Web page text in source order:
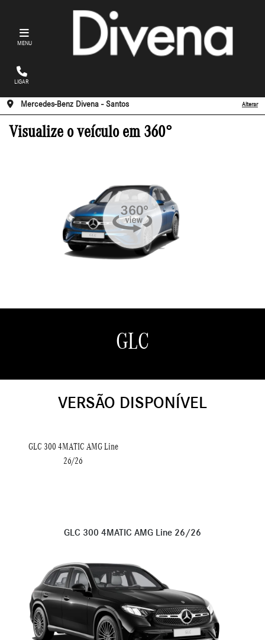
MENU
LIGAR
Mercedes-Benz Divena - Santos Alterar
Visualize o veículo em 360°
GLC
VERSÃO DISPONÍVEL
GLC 300 4MATIC AMG Line
26/26
GLC 300 4MATIC AMG Line 26/26